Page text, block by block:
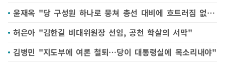
윤재옥 "당 구성원 하나로 뭉쳐 총선 대비에 흐트러짐 없어야"
허은아 "김한길 비대위원장 선임, 공천 학살의 서막"
김병민 "지도부에 여론 철퇴…당이 대통령실에 목소리내야"